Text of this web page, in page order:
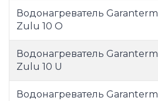
Водонагреватель Garanterm
Zulu 10 O
Водонагреватель Garanterm
Zulu 10 U
Водонагреватель Garanterm